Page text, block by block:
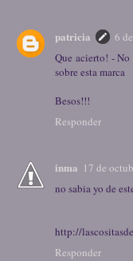
patricia
6
Que acierto! - No
sobre esta marca
Besos!!!
Responder
inma 17 de
no sabia yo de
http://
Responder